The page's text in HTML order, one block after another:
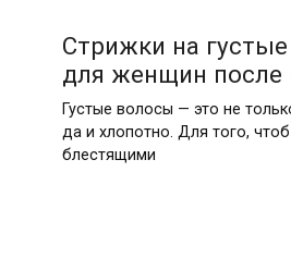
Стрижки на
для женщин после
Густые волосы — это не
да и хлопотно. Для того,
блестящими